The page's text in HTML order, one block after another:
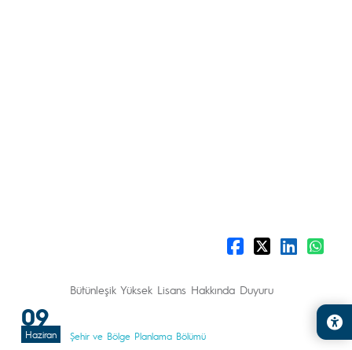
09
Haziran
Bütünleşik Yüksek Lisans Hakkında Duyuru
Şehir ve Bölge Planlama Bölümü